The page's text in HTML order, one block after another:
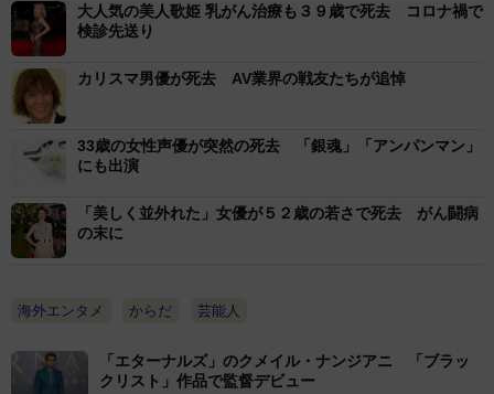
大人気の美人歌姫 乳がん治療も３９歳で死去 コロナ禍で
検診先送り
カリスマ男優が死去 AV業界の戦友たちが追悼
33歳の女性声優が突然の死去 「銀魂」「アンパンマン」
にも出演
「美しく並外れた」女優が５２歳の若さで死去 がん闘病
の末に
海外エンタメ からだ 芸能人
「エターナルズ」のクメイル・ナンジアニ 「ブラッ
クリスト」作品で監督デビュー